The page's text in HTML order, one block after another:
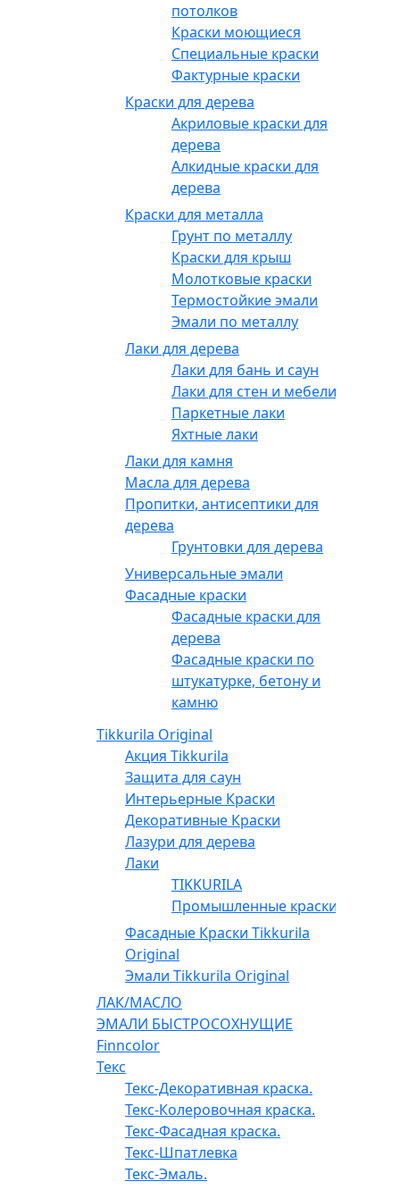
потолков
Краски моющиеся
Специальные краски
Фактурные краски
Краски для дерева
Акриловые краски для
дерева
Алкидные краски для
дерева
Краски для металла
Грунт по металлу
Краски для крыш
Молотковые краски
Термостойкие эмали
Эмали по металлу
Лаки для дерева
Лаки для бань и саун
Лаки для стен и мебели
Паркетные лаки
Яхтные лаки
Лаки для камня
Масла для дерева
Пропитки, антисептики для
дерева
Грунтовки для дерева
Универсальные эмали
Фасадные краски
Фасадные краски для
дерева
Фасадные краски по
штукатурке, бетону и
камню
Tikkurila Original
Акция Tikkurila
Защита для саун
Интерьерные Краски
Декоративные Краски
Лазури для дерева
Лаки
TIKKURILA
Промышленные краски
Фасадные Краски Tikkurila
Original
Эмали Tikkurila Original
ЛАК/МАСЛО
ЭМАЛИ БЫСТРОСОХНУЩИЕ
Finncolor
Текс
Текс-Декоративная краска.
Текс-Колеровочная краска.
Текс-Фасадная краска.
Текс-Шпатлевка
Текс-Эмаль.